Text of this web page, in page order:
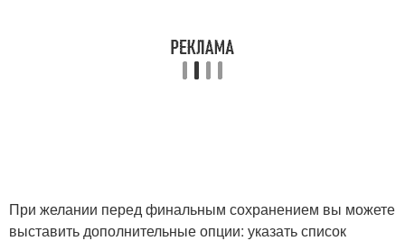
При желании перед финальным сохранением вы можете
выставить дополнительные опции: указать список